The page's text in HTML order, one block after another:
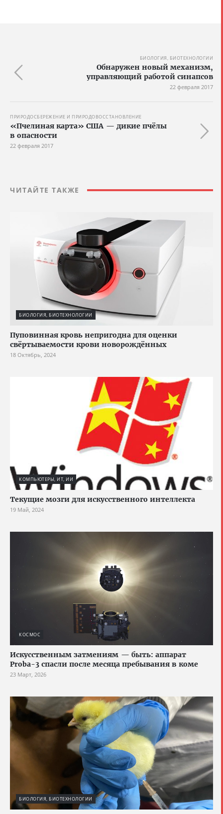
БИОЛОГИЯ, БИОТЕХНОЛОГИИ
Обнаружен новый механизм,
управляющий работой синапсов
22 февраля 2017
ПРИРОДОСБЕРЕЖЕНИЕ И ПРИРОДОВОССТАНОВЛЕНИЕ
«Пчелиная карта» США — дикие пчёлы
в опасности
22 февраля 2017
ЧИТАЙТЕ ТАКЖЕ
БИОЛОГИЯ, БИОТЕХНОЛОГИИ
Пуповинная кровь непригодна для оценки
свёртываемости крови новорождённых
18 Октябрь, 2024
КОМПЬЮТЕРЫ, ИТ, ИИ
Текущие мозги для искусственного интеллекта
19 Май, 2024
КОСМОС
Искусственным затмениям — быть: аппарат
Proba-3 спасли после месяца пребывания в коме
23 Март, 2026
БИОЛОГИЯ, БИОТЕХНОЛОГИИ